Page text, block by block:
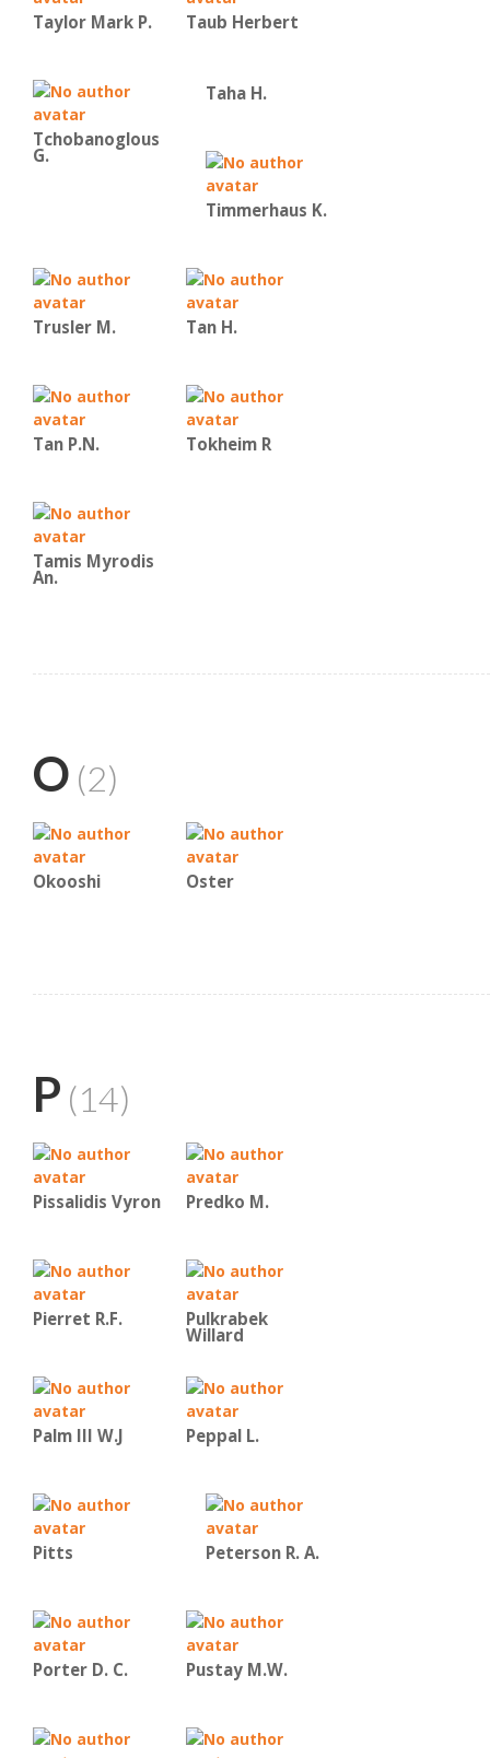
Taylor Mark P. Taub Herbert
Tchobanoglous
G.
Taha H.
Timmerhaus K.
Trusler M. Tan H.
Tan P.N. Tokheim R
Tamis Myrodis
An.
O (2)
Okooshi Oster
P (14)
Pissalidis Vyron Predko Μ.
Pierret R.F. Pulkrabek
Willard
Palm III W.J Peppal L.
Pitts Peterson R. A.
Porter D. C. Pustay M.W.